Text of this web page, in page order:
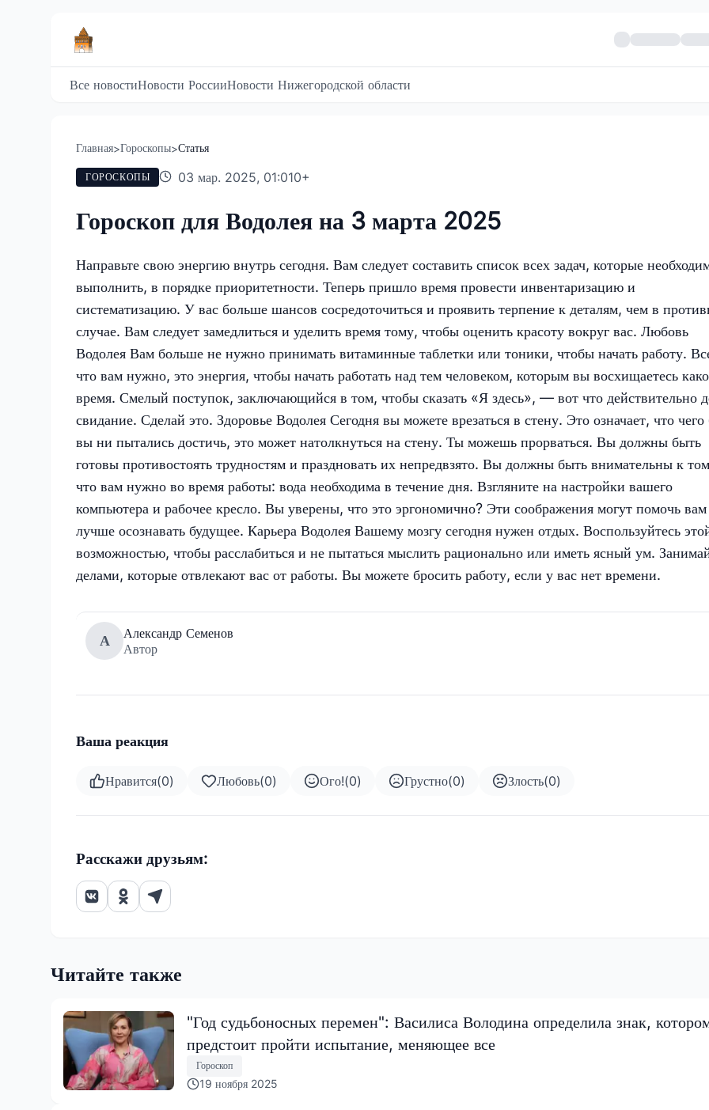
Все новостиНовости РоссииНовости Нижегородской области
Главная>Гороскопы>Статья
ГОРОСКОПЫ 03 мар. 2025, 01:010+
Гороскоп для Водолея на 3 марта 2025
Направьте свою энергию внутрь сегодня. Вам следует составить список всех задач, которые
выполнить, в порядке приоритетности. Теперь пришло время провести инвентаризацию и
систематизацию. У вас больше шансов сосредоточиться и проявить терпение к деталям, чем в
случае. Вам следует замедлиться и уделить время тому, чтобы оценить красоту вокруг вас. Любовь
Водолея Вам больше не нужно принимать витаминные таблетки или тоники, чтобы начать работу.
что вам нужно, это энергия, чтобы начать работать над тем человеком, которым вы восхищаетесь
время. Смелый поступок, заключающийся в том, чтобы сказать «Я здесь», — вот что действительно
свидание. Сделай это. Здоровье Водолея Сегодня вы можете врезаться в стену. Это означает, что
вы ни пытались достичь, это может натолкнуться на стену. Ты можешь прорваться. Вы должны быть
готовы противостоять трудностям и праздновать их непредвзято. Вы должны быть внимательны к
что вам нужно во время работы: вода необходима в течение дня. Взгляните на настройки вашего
компьютера и рабочее кресло. Вы уверены, что это эргономично? Эти соображения могут помочь вам
лучше осознавать будущее. Карьера Водолея Вашему мозгу сегодня нужен отдых. Воспользуйтесь
возможностью, чтобы расслабиться и не пытаться мыслить рационально или иметь ясный ум.
делами, которые отвлекают вас от работы. Вы можете бросить работу, если у вас нет времени.
А
Александр Семенов
Автор
Ваша реакция
Нравится(0) Любовь(0) Ого!(0) Грустно(0) Злость(0)
Расскажи друзьям:
Читайте также
"Год судьбоносных перемен": Василиса Володина определила знак,
предстоит пройти испытание, меняющее все
Гороскоп
19 ноября 2025